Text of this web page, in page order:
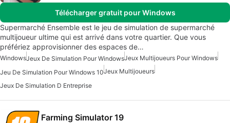
Télécharger gratuit pour Windows
Supermarché Ensemble est le jeu de simulation de supermarché
multijoueur ultime qui est arrivé dans votre quartier. Que vous
préfériez approvisionner des espaces de…
WindowsJeux De Simulation Pour WindowsJeux Multijoueurs Pour Windows
Jeu De Simulation Pour Windows 10Jeux Multijoueurs
Jeux De Simulation D Entreprise
Farming Simulator 19